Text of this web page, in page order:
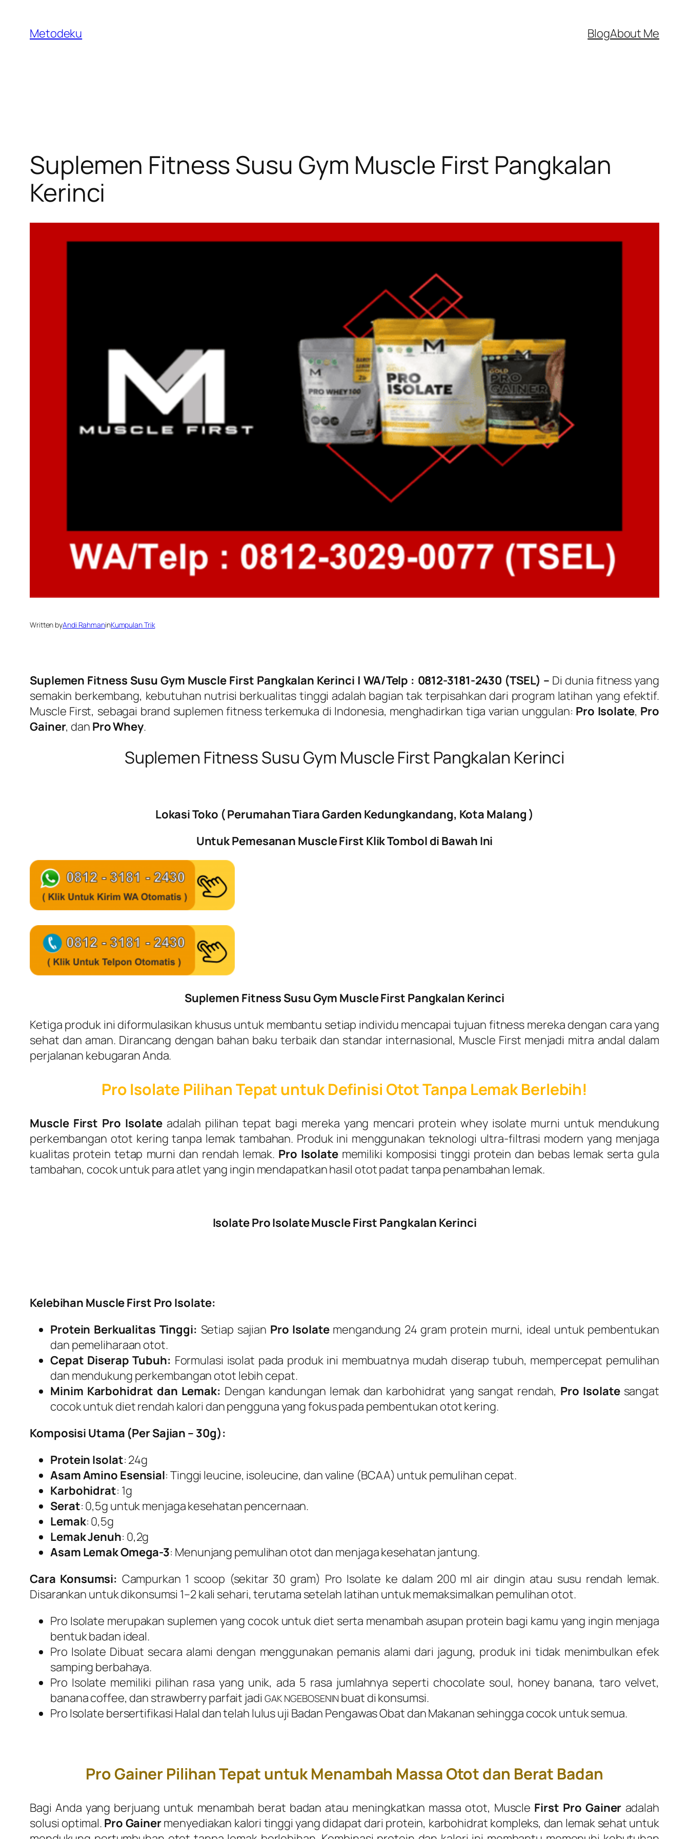
content
Metodeku BlogAbout Me
Suplemen Fitness Susu Gym Muscle First Pangkalan
Kerinci
Written byAndi RahmaninKumpulan Trik
Suplemen Fitness Susu Gym Muscle First Pangkalan Kerinci | WA/Telp : 0812-3181-2430 (TSEL) – Di dunia fitness yang
semakin berkembang, kebutuhan nutrisi berkualitas tinggi adalah bagian tak terpisahkan dari program latihan yang efektif.
Muscle First, sebagai brand suplemen fitness terkemuka di Indonesia, menghadirkan tiga varian unggulan: Pro Isolate, Pro
Gainer, dan Pro Whey.
Suplemen Fitness Susu Gym Muscle First Pangkalan Kerinci
Lokasi Toko ( Perumahan Tiara Garden Kedungkandang, Kota Malang )
Untuk Pemesanan Muscle First Klik Tombol di Bawah Ini
Suplemen Fitness Susu Gym Muscle First Pangkalan Kerinci
Ketiga produk ini diformulasikan khusus untuk membantu setiap individu mencapai tujuan fitness mereka dengan cara yang
sehat dan aman. Dirancang dengan bahan baku terbaik dan standar internasional, Muscle First menjadi mitra andal dalam
perjalanan kebugaran Anda.
Pro Isolate Pilihan Tepat untuk Definisi Otot Tanpa Lemak Berlebih!
Muscle First Pro Isolate adalah pilihan tepat bagi mereka yang mencari protein whey isolate murni untuk mendukung
perkembangan otot kering tanpa lemak tambahan. Produk ini menggunakan teknologi ultra-filtrasi modern yang menjaga
kualitas protein tetap murni dan rendah lemak. Pro Isolatememiliki komposisi tinggi protein dan bebas lemak serta gula
tambahan, cocok untuk para atlet yang ingin mendapatkan hasil otot padat tanpa penambahan lemak.
Isolate Pro Isolate Muscle First Pangkalan Kerinci
Kelebihan Muscle First Pro Isolate:
Protein Berkualitas Tinggi: Setiap sajian Pro Isolatemengandung 24 gram protein murni, ideal untuk pembentukan
dan pemeliharaan otot.
Cepat Diserap Tubuh: Formulasi isolat pada produk ini membuatnya mudah diserap tubuh, mempercepat pemulihan
dan mendukung perkembangan otot lebih cepat.
Minim Karbohidrat dan Lemak: Dengan kandungan lemak dan karbohidrat yang sangat rendah, Pro Isolatesangat
cocok untuk diet rendah kalori dan pengguna yang fokus pada pembentukan otot kering.
Komposisi Utama (Per Sajian – 30g):
Protein Isolat: 24g
Asam Amino Esensial: Tinggi leucine, isoleucine, dan valine (BCAA) untuk pemulihan cepat.
Karbohidrat: 1g
Serat: 0,5g untuk menjaga kesehatan pencernaan.
Lemak: 0,5g
Lemak Jenuh: 0,2g
Asam Lemak Omega-3: Menunjang pemulihan otot dan menjaga kesehatan jantung.
Cara Konsumsi: Campurkan 1 scoop (sekitar 30 gram) Pro Isolate ke dalam 200 ml air dingin atau susu rendah lemak.
Disarankan untuk dikonsumsi 1–2 kali sehari, terutama setelah latihan untuk memaksimalkan pemulihan otot.
Pro Isolate merupakan suplemen yang cocok untuk diet serta menambah asupan protein bagi kamu yang ingin menjaga
bentuk badan ideal.
Pro Isolate Dibuat secara alami dengan menggunakan pemanis alami dari jagung, produk ini tidak menimbulkan efek
samping berbahaya.
Pro Isolate memiliki pilihan rasa yang unik, ada 5 rasa jumlahnya seperti chocolate soul, honey banana, taro velvet,
banana coffee, dan strawberry parfait jadi GAK NGEBOSENIN buat di konsumsi.
Pro Isolate bersertifikasi Halal dan telah lulus uji Badan Pengawas Obat dan Makanan sehingga cocok untuk semua.
Pro Gainer Pilihan Tepat untuk Menambah Massa Otot dan Berat Badan
Bagi Anda yang berjuang untuk menambah berat badan atau meningkatkan massa otot, Muscle First Pro Gainer adalah
solusi optimal. Pro Gainermenyediakan kalori tinggi yang didapat dari protein, karbohidrat kompleks, dan lemak sehat untuk